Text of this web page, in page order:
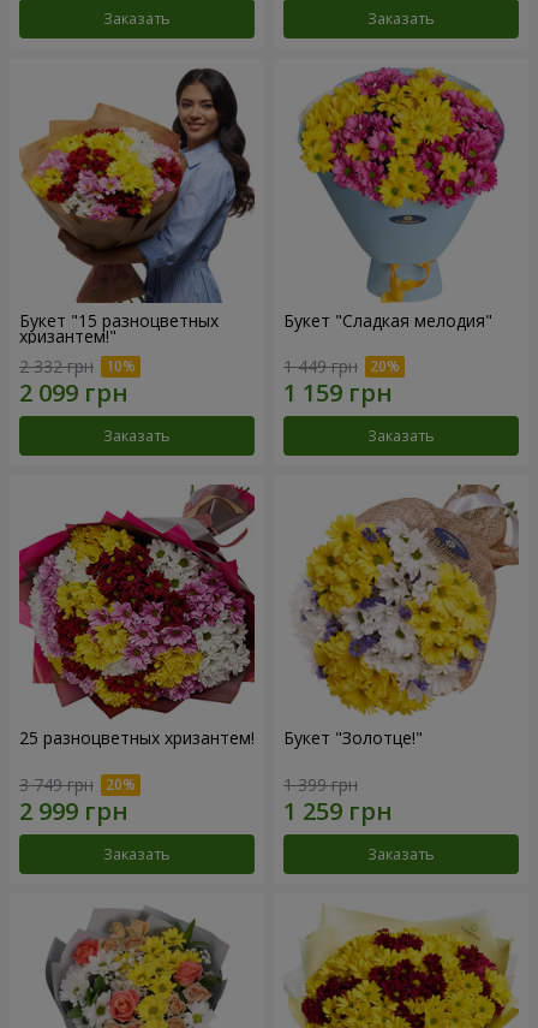
Заказать Заказать
Букет "15 разноцветных
хризантем!"
2 332 грн
Заказать
Букет "Сладкая мелодия"
1 449 грн
Заказать
25 разноцветных хризантем!
3 749 грн
Заказать
Букет "Золотце!"
1 399 грн
Заказать